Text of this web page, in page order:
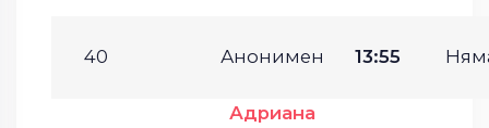
40 Анонимен 13:55
Адриана